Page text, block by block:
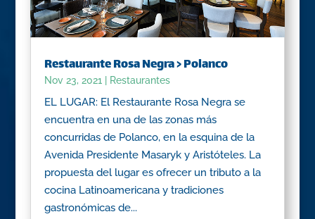
Restaurante Rosa Negra > Polanco
Nov 23, 2021 Restaurantes
EL LUGAR: El Restaurante Rosa Negra se
encuentra en una de las zonas más
concurridas de Polanco, en la esquina de la
Avenida Presidente Masaryk y Aristóteles. La
propuesta del lugar es ofrecer un tributo a la
cocina Latinoamericana y tradiciones
gastronómicas de...